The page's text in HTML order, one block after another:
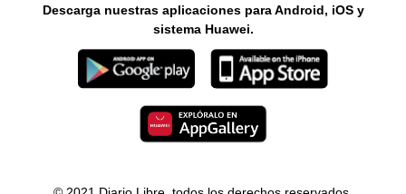
Escuchando al corazón
Economía Personal
Consulta Libre
Descarga nuestras aplicaciones para Android, iOS y
sistema Huawei.